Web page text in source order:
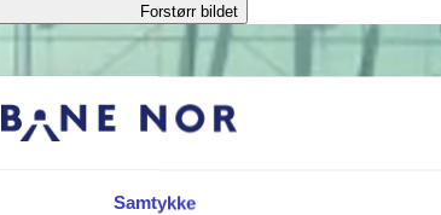
Samtykke
Forstørr bildet